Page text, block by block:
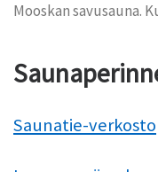
Mooskan savusauna.
Saunatie-verkosto